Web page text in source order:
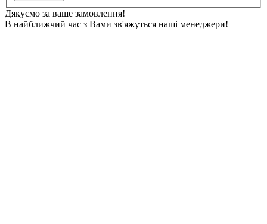
Дякуємо за ваше замовлення!
В найближчий час з Вами зв'яжуться наші менеджери!